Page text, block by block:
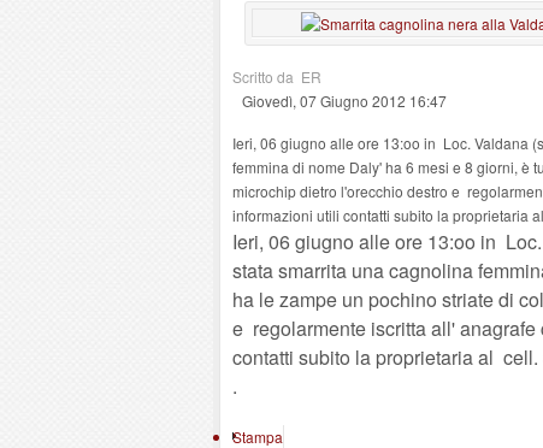
Scritto da ER
Giovedì, 07 Giugno 2012 16:47
Ieri, 06 giugno alle ore 13:oo in Loc. Valdana
femmina di nome Daly' ha 6 mesi e 8 giorni, è
microchip dietro l'orecchio destro e
informazioni utili contatti subito la proprietaria
Ieri, 06 giugno alle ore 13:oo in
stata smarrita una cagnolina
ha le zampe un pochino striate di
e regolarmente iscritta all'
contatti subito la proprietaria al
.
Stampa